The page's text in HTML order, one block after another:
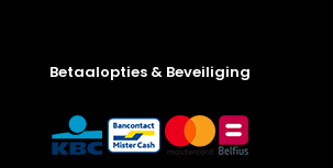
Betaalopties & Beveiliging